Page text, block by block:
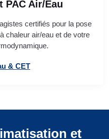
PAC Air/Eau
certifiés pour la pose
chaleur air/eau et de votre
& CET
et